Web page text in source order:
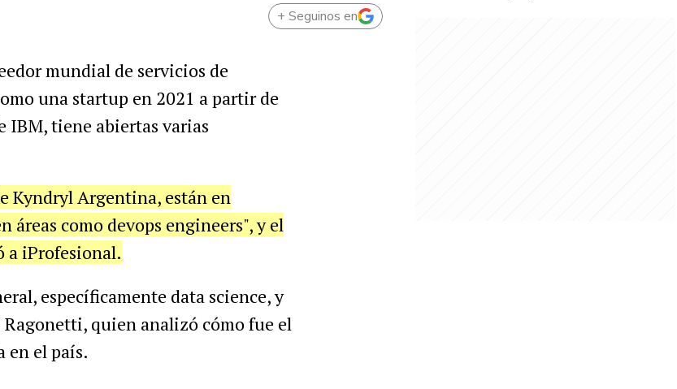
+ Seguinos en
mundial de servicios de
una startup en 2021 a partir de
IBM, tiene abiertas varias
Kyndryl Argentina, están en
áreas como devops engineers", y el
a iProfesional.
específicamente data science, y
quien analizó cómo fue el
en el país.